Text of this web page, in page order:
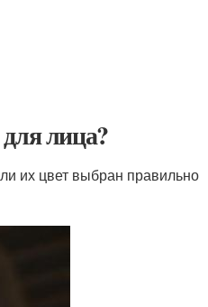
лица?
их цвет выбран правильно